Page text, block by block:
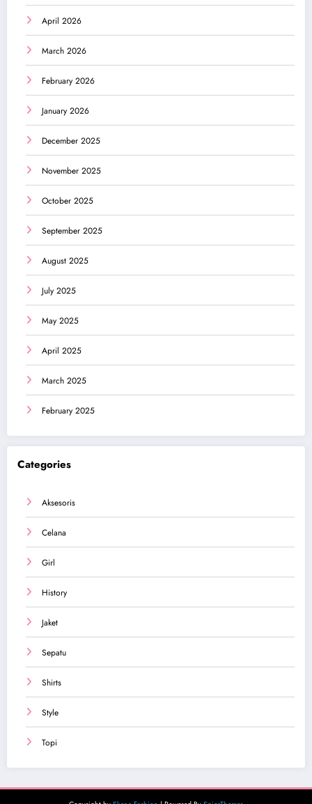
April 2026
March 2026
February 2026
January 2026
December 2025
November 2025
October 2025
September 2025
August 2025
July 2025
May 2025
April 2025
March 2025
February 2025
Categories
Aksesoris
Celana
Girl
History
Jaket
Sepatu
Shirts
Style
Topi